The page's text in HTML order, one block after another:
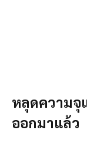
หลุดความจุ
ออกมาแล้ว